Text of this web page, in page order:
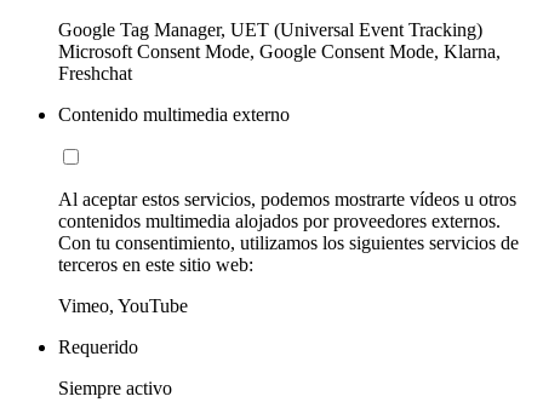
Google Tag Manager, UET (Universal Event Tracking)
Microsoft Consent Mode, Google Consent Mode, Klarna,
Freshchat
Contenido multimedia externo
Al aceptar estos servicios, podemos mostrarte vídeos u otros
contenidos multimedia alojados por proveedores externos.
Con tu consentimiento, utilizamos los siguientes servicios de
terceros en este sitio web:
Vimeo, YouTube
Requerido
Siempre activo